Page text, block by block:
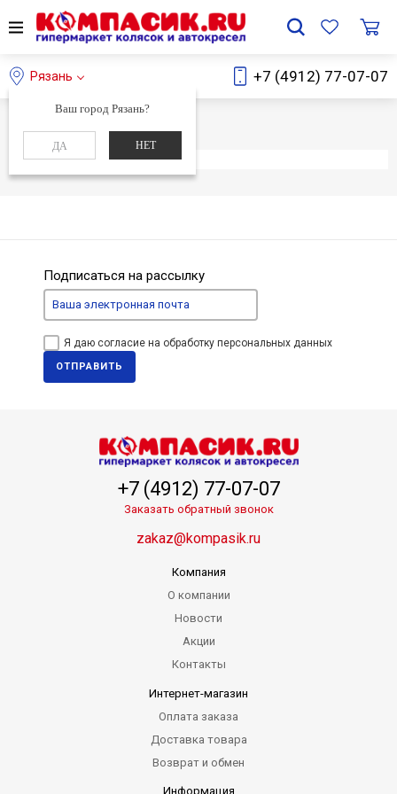
Рязань
Ваш город Рязань?
ДА НЕТ
+7 (4912) 77-07-07
Главная Каталог
Элемент не найден
Подписаться на рассылку
Я даю согласие на обработку персональных данных
ОТПРАВИТЬ
+7 (4912) 77-07-07
Заказать обратный звонок
zakaz@kompasik.ru
Компания
О компании
Новости
Акции
Контакты
Интернет-магазин
Оплата заказа
Доставка товара
Возврат и обмен
Информация